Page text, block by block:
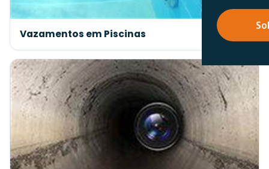
Vazamentos em Piscinas